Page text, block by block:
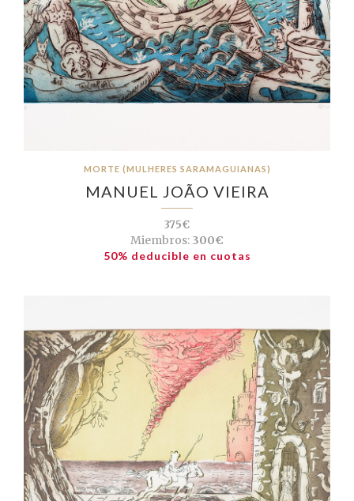
MORTE (MULHERES SARAMAGUIANAS)
MANUEL JOÃO VIEIRA
375€
Miembros: 300€
50% deducible en cuotas